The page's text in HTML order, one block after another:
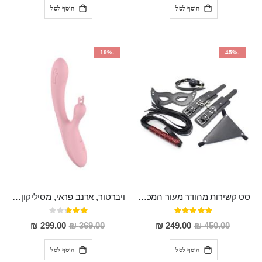
הוסף לסל הוסף לסל
-45%
סט קשירות מהודר מעור המכיל 5 חלקים "Ariki"
דירוג:
100%
450.00 ₪
מחיר
מבצע
249.00 ₪
הוסף לסל
-19%
ויברטור, ארנב פראי, מסיליקון רפואי 10 מצבי רטט, נטען
דירוג:
53%
369.00 ₪
מחיר
מבצע
299.00 ₪
הוסף לסל